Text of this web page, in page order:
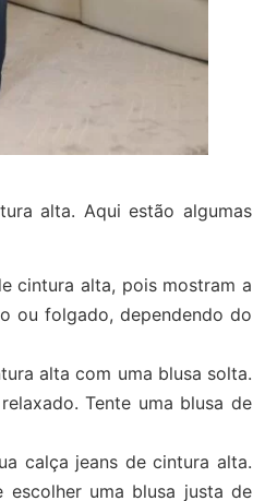
alta. Aqui estão algumas
cintura alta, pois mostram a
ou folgado, dependendo do
alta com uma blusa solta.
Tente uma blusa de
calça jeans de cintura alta.
uma blusa justa de